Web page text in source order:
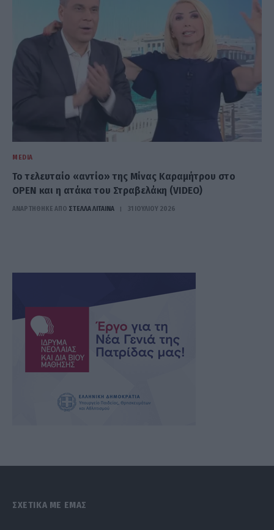
MEDIA
Το τελευταίο «αντίο» της Μίνας Καραμήτρου στο
OPEN και η ατάκα του Στραβελάκη (VIDEO)
ΑΝΑΡΤΗΘΗΚΕ ΑΠΟ ΣΤΈΛΛΑ ΛΊΤΑΙΝΑ 31 ΙΟΥΛΊΟΥ 2026
ΣΧΕΤΙΚΑ ΜΕ ΕΜΑΣ